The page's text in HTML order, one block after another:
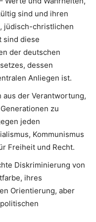
sind und ihren
jüdisch-christlichen
sind diese
der deutschen
dessen
Anliegen ist.
aus der Verantwortung,
zu
jeden
Kommunismus
Freiheit und Recht.
Diskriminierung von
ihres
Orientierung, aber